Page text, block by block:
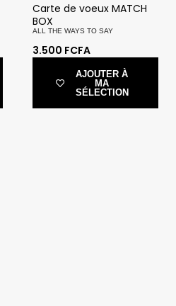
Carte de voeux MATCH
BOX
ALL THE WAYS TO SAY
3.500 FCFA
AJOUTER À
MA
SÉLECTION